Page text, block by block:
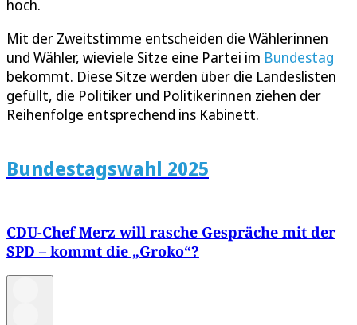
hoch.
Mit der Zweitstimme entscheiden die Wählerinnen
und Wähler, wieviele Sitze eine Partei im Bundestag
bekommt. Diese Sitze werden über die Landeslisten
gefüllt, die Politiker und Politikerinnen ziehen der
Reihenfolge entsprechend ins Kabinett.
Bundestagswahl 2025
CDU-Chef Merz will rasche Gespräche mit der
SPD – kommt die „Groko“?